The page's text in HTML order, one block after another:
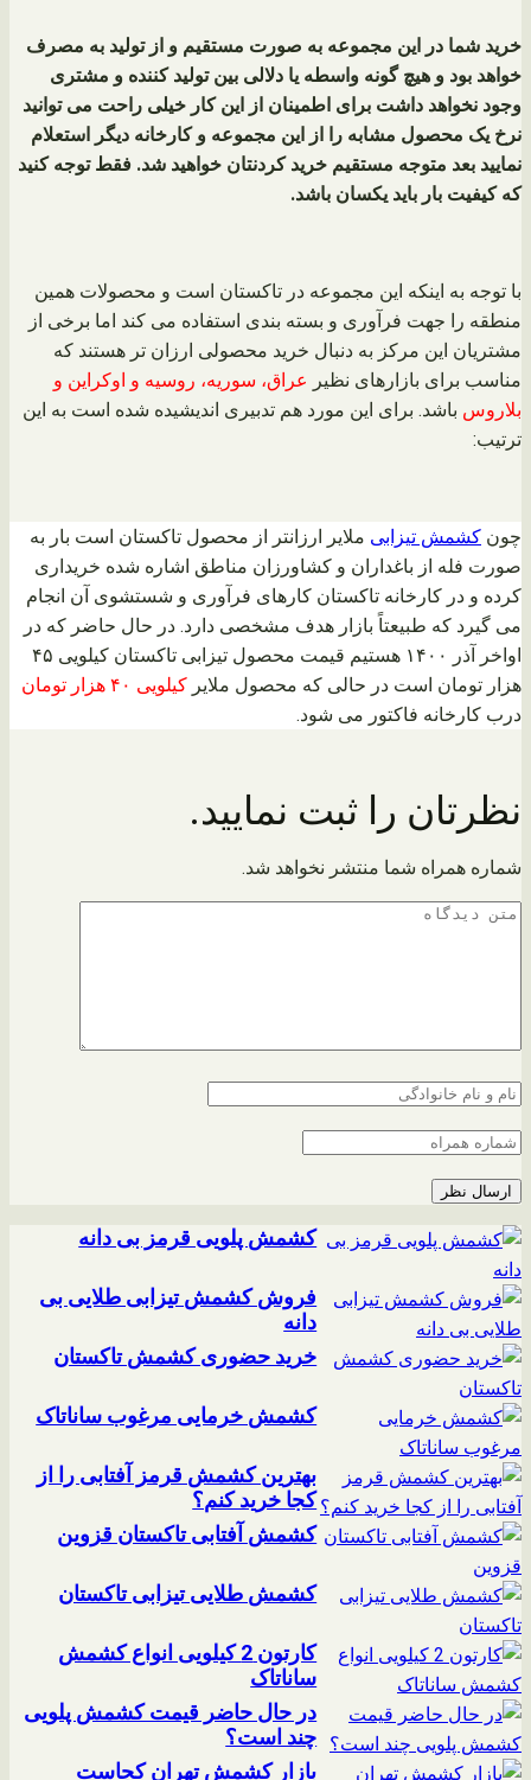
خرید شما در این مجموعه به صورت مستقیم و از تولید به مصرف
خواهد بود و هیچ گونه واسطه یا دلالی بین تولید کننده و مشتری
وجود نخواهد داشت برای اطمینان از این کار خیلی راحت می توانید
نرخ یک محصول مشابه را از این مجموعه و کارخانه دیگر استعلام
نمایید بعد متوجه مستقیم خرید کردنتان خواهید شد. فقط توجه کنید
که کیفیت بار باید یکسان باشد.
با توجه به اینکه این مجموعه در تاکستان است و محصولات همین
منطقه را جهت فرآوری و بسته بندی استفاده می کند اما برخی از
مشتریان این مرکز به دنبال خرید محصولی ارزان تر هستند که
مناسب برای بازارهای نظیر عراق، سوریه، روسیه و اوکراین و
بلاروس باشد. برای این مورد هم تدبیری اندیشیده شده است به این
ترتیب:
چون کشمش تیزابی ملایر ارزانتر از محصول تاکستان است بار به
صورت فله از باغداران و کشاورزان مناطق اشاره شده خریداری
کرده و در کارخانه تاکستان کارهای فرآوری و شستشوی آن انجام
می گیرد که طبیعتاً بازار هدف مشخصی دارد. در حال حاضر که در
اواخر آذر ۱۴۰۰ هستیم قیمت محصول تیزابی تاکستان کیلویی ۴۵
هزار تومان است در حالی که محصول ملایر کیلویی ۴۰ هزار تومان
درب کارخانه فاکتور می شود.
نظرتان را ثبت نمایید.
شماره همراه شما منتشر نخواهد شد.
کشمش پلویی قرمز بی دانه
فروش کشمش تیزابی طلایی بی
دانه
خرید حضوری کشمش تاکستان
کشمش خرمایی مرغوب ساناتاک
بهترین کشمش قرمز آفتابی را از
کجا خرید کنم؟
کشمش آفتابی تاکستان قزوین
کشمش طلایی تیزابی تاکستان
کارتون 2 کیلویی انواع کشمش
ساناتاک
در حال حاضر قیمت کشمش پلویی
چند است؟
بازار کشمش تهران کجاست